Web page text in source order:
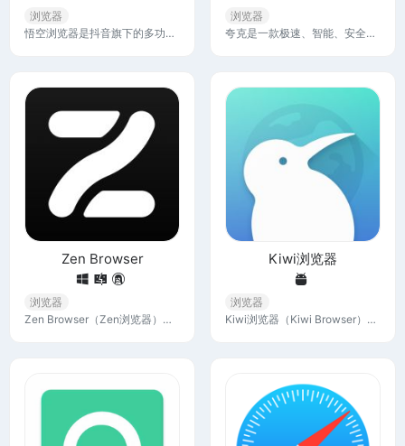
浏览器
悟空浏览器是抖音旗下的多功能浏览器APP，它支持便捷的网页访问，日常搜索，咨询浏览，视频播放，小说阅读等服务。还能一键搜索全网内容，获取准确靠谱的搜索结果。
浏览器
夸克是一款极速、智能、安全、高效的浏览器，它以轻量级和高效著称，拥强大的AI搜索功能，还提供网盘、AI扫描王工具及小说阅读等高效功能，旨在提供快速、简洁的上网体验。
Zen Browser
浏览器
Zen Browser（Zen浏览器）是由Zen团队推出的一款基于Firefox的浏览器，开源免费，具有类似Arc Browser的外观，注重隐私与性能，支持 macOS、Windows 及 Linux 平台。
Kiwi浏览器
浏览器
Kiwi浏览器（Kiwi Browser）是一款安卓浏览器，旨在浏览互联网、阅读新闻、观看视频和听音乐，与您的计算机一样舒适。